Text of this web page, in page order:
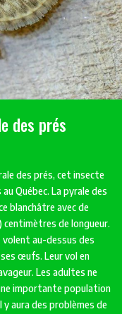
des prés
des prés, cet insecte
Québec. La pyrale des
blanchâtre avec de
de longueur.
au-dessus des
œufs. Leur vol en
Les adultes ne
importante population
y aura des problèmes de